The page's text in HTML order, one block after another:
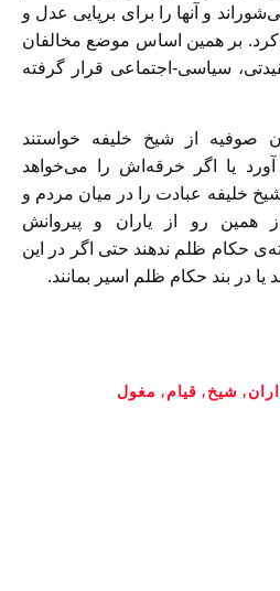
و آنها را برای برپایی عدل و
بر همین اساس موضع مخالفان
سیاسی-اجتماعی قرار گرفته
صوفیه از شیخ خليفه خواستند
یا اگر خرقه‌اش را می‌خواهد
خلیفه عبادت را در میان مردم و
رو از یاران و پیروانش
حکام ظلم ندهند حتی اگر در این
در بند حکام ظلم اسیر بمانند.
, شیخ, قیام, مغول